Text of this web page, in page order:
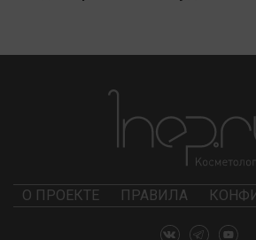
О ПРОЕКТЕ ПРАВИЛА